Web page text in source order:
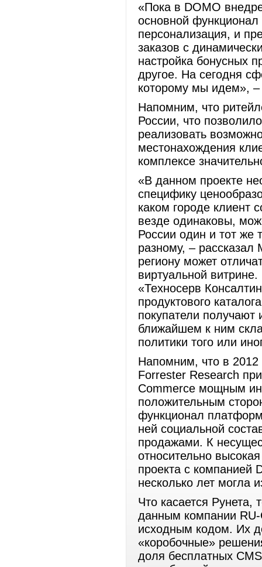
«Пока в DOMO
основной
персонализация, и
заказов с
настройка бонусных
другое. На сегодня
которому мы идем»,
Напомним, что
России, что
реализовать
местонахождения
комплексе
«В данном проекте
специфику
каком городе клиент
везде одинаковы,
России один и тот же
разному, –
региону может
виртуальной
«Техносерв
продуктового
покупатели
ближайшем к ним
политики того или
Напомним, что в 2012
Forrester Research
Commerce мощным
положительным
функционал
ней социальной
продажами. К
относительно
проекта с компанией
несколько лет могла
Что касается Рунета,
данным компании
исходным кодом. Их
«коробочные»
доля бесплатных